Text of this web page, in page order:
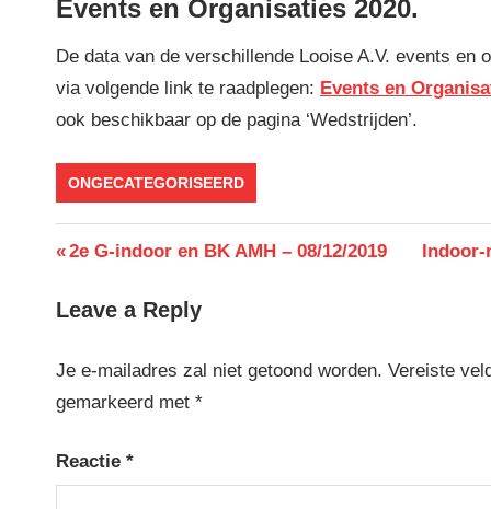
Events en Organisaties 2020.
De data van de verschillende Looise A.V. events en
via volgende link te raadplegen: Events en
ook beschikbaar op de pagina ‘Wedstrijden’.
ONGECATEGORISEERD
Berichtnavigatie
Previous
2e G-indoor en BK AMH – 08/12/2019
Next
Indoor-
Leave a Reply
Je e-mailadres zal niet getoond worden. Vereiste
gemarkeerd met *
Reactie *